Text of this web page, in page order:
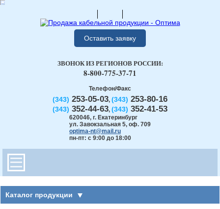
Оставить заявку
Телефон/Факс
(343) 253-05-03, (343) 253-80-16
(343) 352-44-63, (343) 352-41-53
620046, г. Екатеринбург
ул. Завокзальная 5, оф. 709
optima-nt@mail.ru
пн-пт: с 9:00 до 18:00
ЗВОНОК ИЗ РЕГИОНОВ РОССИИ:
8-800-775-37-71
Каталог продукции